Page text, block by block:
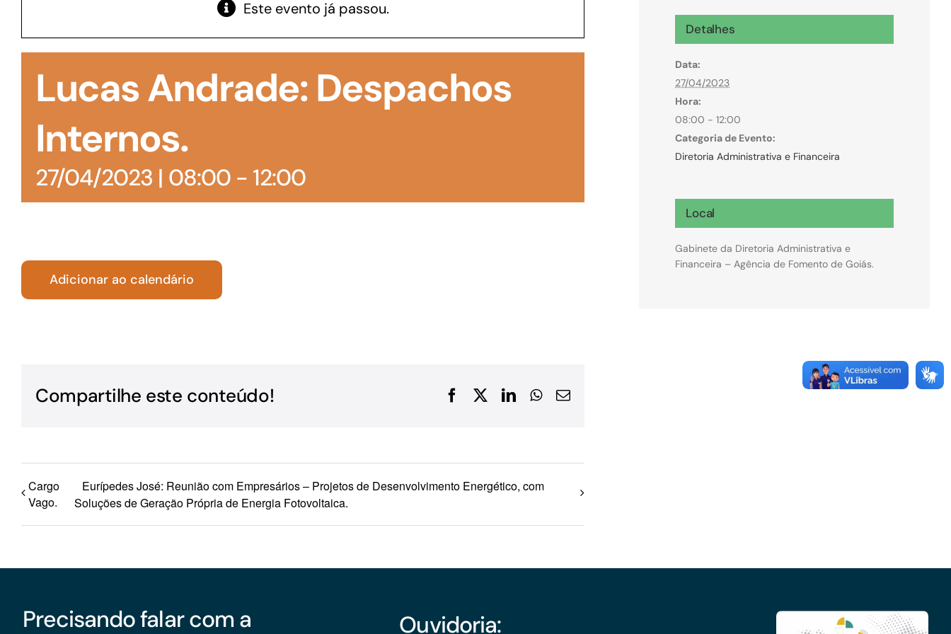
manutenção de estoques e despesas operacionais
realizar obras, dentre outros serviços
Microcrédito
Para MEI, microempresas e pessoas físicas
(feirantes e transportes)
Turismo
Este evento já passou.
Lucas Andrade: Despachos
Internos.
27/04/2023 | 08:00- 12:00
Adicionar ao calendário
Compartilhe este conteúdo! FacebookLinkedInWhatsApp
E-
Cargo
Vago.
Eurípedes José: Reunião com Empresários – Projetos de Desenvolvimento Energético, com
Soluções de Geração Própria de Energia Fotovoltaica.
Detalhes
Data:
27/04/2023
Hora:
08:00 - 12:00
Categoria de Evento:
Diretoria Administrativa e Financeira
Local
Gabinete da Diretoria Administrativa e
Financeira – Agência de Fomento de Goiás.
Precisando falar com a
Ouvidoria: